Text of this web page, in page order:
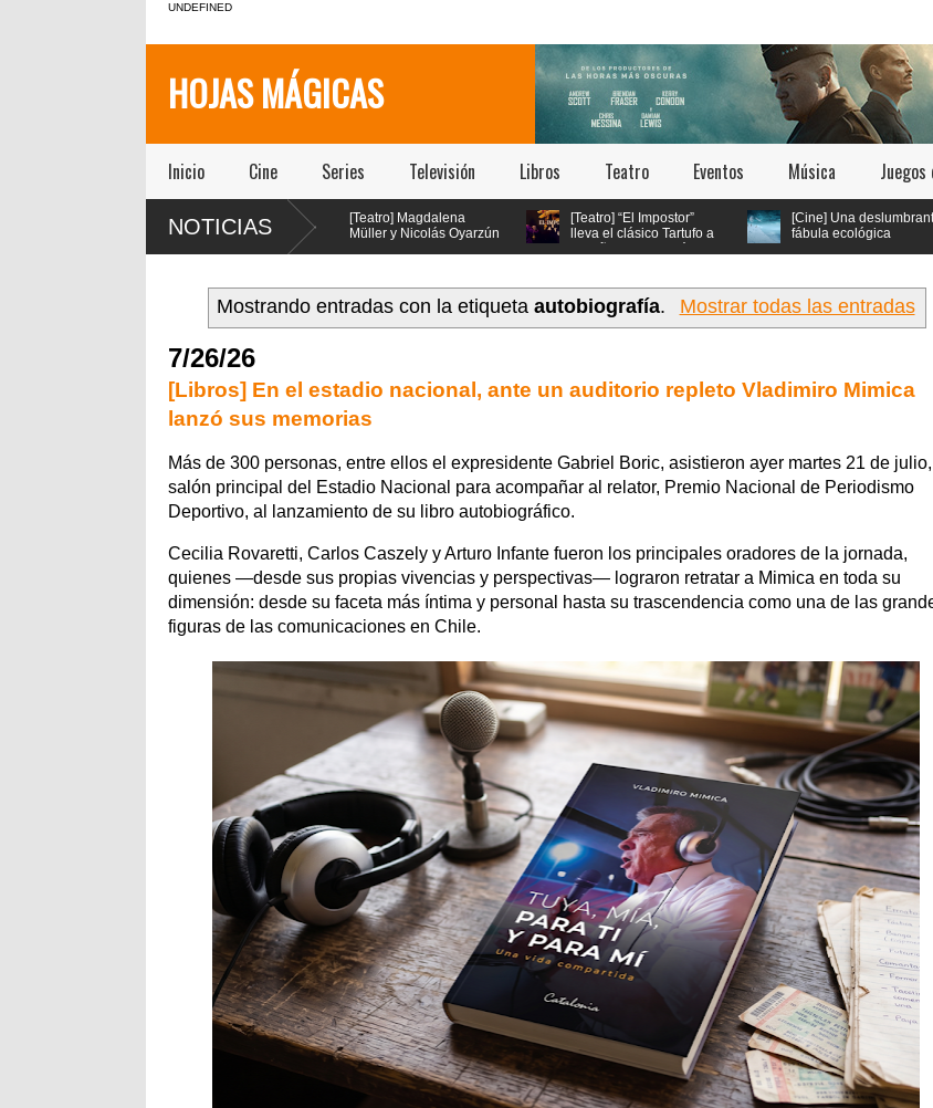
UNDEFINED
HOJAS MÁGICAS
Inicio Cine Series Televisión Libros Teatro Eventos Música
NOTICIAS
[Teatro] María Gracia
Omegna protagoniza
[Teatro] Magdalena
Müller y Nicolás Oyarzún
protagonizan el regreso
[Teatro] “El Impostor”
lleva el clásico Tartufo a
[Cine] Una deslumbrante
fábula ecológica
Mostrando entradas con la etiquetaautobiografía. Mostrar todas las entradas
7/26/26
[Libros] En el estadio nacional, ante un auditorio repleto Vladimiro Mimica
lanzó sus memorias
Más de 300 personas, entre ellos el expresidente Gabriel Boric, asistieron ayer martes 21 de julio,
salón principal del Estadio Nacional para acompañar al relator, Premio Nacional de Periodismo
Deportivo, al lanzamiento de su libro autobiográfico.
Cecilia Rovaretti, Carlos Caszely y Arturo Infante fueron los principales oradores de la jornada,
quienes —desde sus propias vivencias y perspectivas— lograron retratar a Mimica en toda su
dimensión: desde su faceta más íntima y personal hasta su trascendencia como una de las
figuras de las comunicaciones en Chile.